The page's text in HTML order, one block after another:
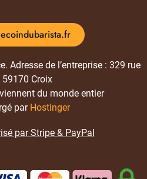
Adresse de l’entreprise : 329 rue
59170 Croix
du monde entier
par Hostinger
par Stripe & PayPal